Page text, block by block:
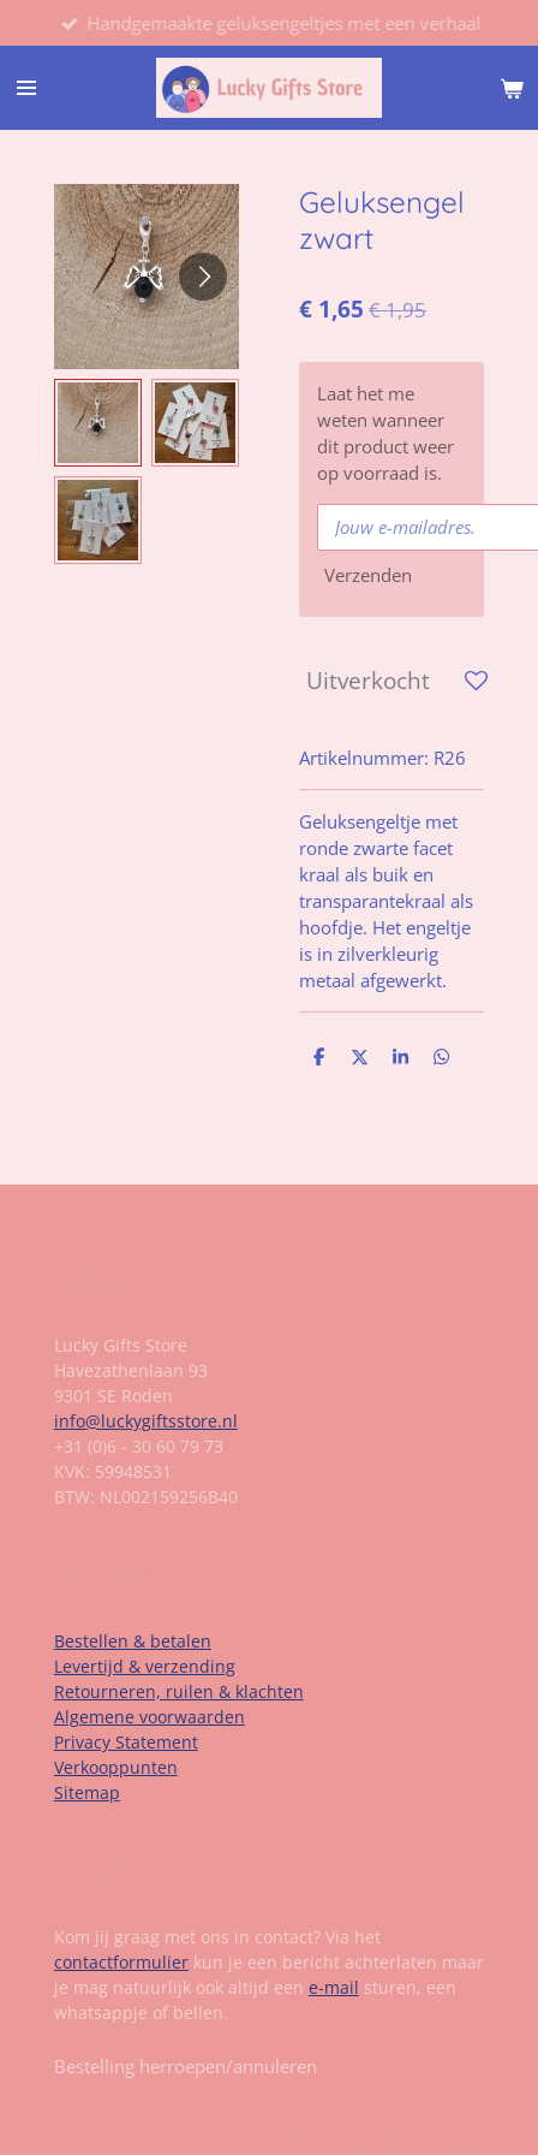
direct
naar
hoofdinhoud
Handgemaakte geluksengeltjes met een verhaal
Geluksengel
zwart
€ 1,65 € 1,95
Laat het me
weten wanneer
dit product weer
op voorraad is.
Verzenden
Uitverkocht
Artikelnummer: R26
Geluksengeltje met
ronde zwarte facet
kraal als buik en
transparantekraal als
hoofdje. Het engeltje
is in zilverkleurig
metaal afgewerkt.
D
D
S
D
Lucky Gifts Store
Havezathenlaan 93
9301 SE Roden
info@luckygiftsstore.nl
+31 (0)6 - 30 60 79 73
KVK: 59948531
BTW: NL002159256B40
Bestellen & betalen
Levertijd & verzending
Retourneren, ruilen & klachten
Algemene voorwaarden
Privacy Statement
Verkooppunten
Sitemap
Kom jij graag met ons in contact? Via het
contactformulierkun je een bericht achterlaten maar
je mag natuurlijk ook altijd een e-mail sturen, een
whatsappje of bellen.
Bestelling herroepen/annuleren